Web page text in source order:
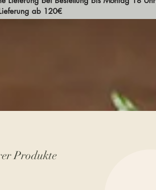
ab 120€
Produkte